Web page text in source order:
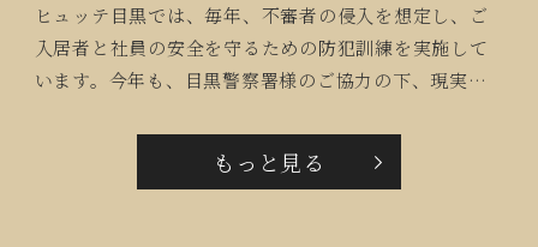
ヒュッテ目黒では、毎年、不審者の侵入を想定し、ご
入居者と社員の安全を守るための防犯訓練を実施して
います。今年も、目黒警察署様のご協力の下、現実に
もっと見る